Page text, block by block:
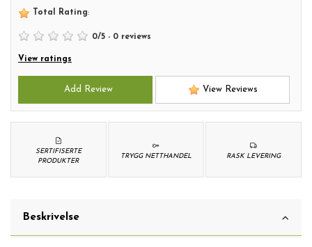
Total Rating:
0/5 - 0 reviews
View ratings
Add Review View Reviews
RASK LEVERING
TRYGG NETTHANDEL
SERTIFISERTE
PRODUKTER
Beskrivelse